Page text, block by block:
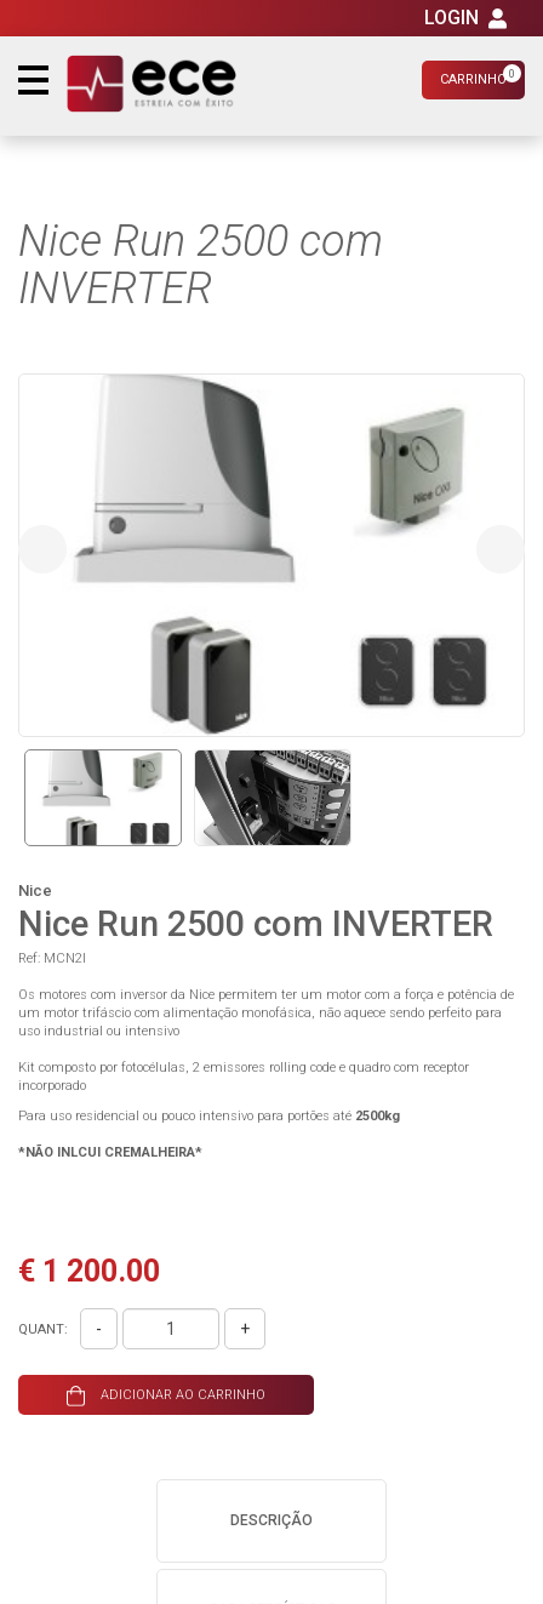
CARRINHO 0
LOGIN
Nice Run 2500 com
INVERTER
Nice
Nice Run 2500 com INVERTER
Ref: MCN2I
Os motores com inversor da Nice permitem ter um motor com a força e potência de
um motor trifáscio com alimentação monofásica, não aquece sendo perfeito para
uso industrial ou intensivo
Kit composto por fotocélulas, 2 emissores rolling code e quadro com receptor
incorporado
Para uso residencial ou pouco intensivo para portões até 2500kg
*NÃO INLCUI CREMALHEIRA*
€ 1 200.00
QUANT: - +
ADICIONAR AO CARRINHO
DESCRIÇÃO